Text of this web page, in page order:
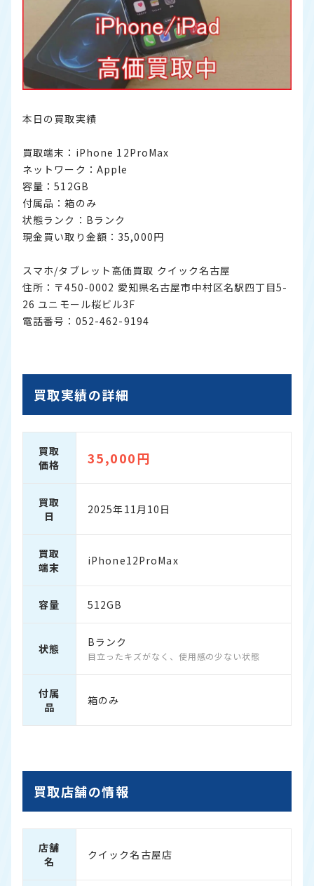
本日の買取実績
買取端末：iPhone 12ProMax
ネットワーク：Apple
容量：512GB
付属品：箱のみ
状態ランク：Bランク
現金買い取り金額：35,000円
スマホ/タブレット高価買取 クイック名古屋
住所：〒450-0002 愛知県名古屋市中村区名駅四丁目5-
26 ユニモール桜ビル3F
電話番号：052-462-9194
買取実績の詳細
買取
価格
35,000円
買取
日
2025年11月10日
買取
端末
iPhone12ProMax
容量 512GB
状態 Bランク
目立ったキズがなく、使用感の少ない状態
付属
品
箱のみ
買取店舗の情報
店舗
名
クイック名古屋店